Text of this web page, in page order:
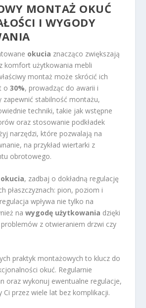
MONTAŻ OKUĆ
I WYGODY
okucia znacząco zwiększają
komfort użytkowania mebli
montaż może skrócić ich
o30%, prowadząc do awarii i
zapewnić stabilność montażu,
techniki, takie jak wstępne
oraz stosowanie podkładek
narzędzi, które pozwalają na
na przykład wiertarki z
obrotowego.
okucia, zadbaj o dokładną regulację
płaszczyznach: pion, poziom i
wpływa nie tylko na
nawygodę użytkowania dzięki
z otwieraniem drzwi czy
praktyk montażowych to klucz do
okuć. Regularnie
oraz wykonuj ewentualne regulacje,
Ci przez wiele lat bez komplikacji.